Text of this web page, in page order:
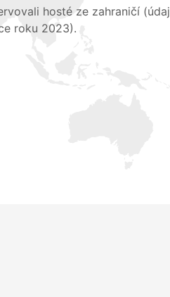
hosté ze zahraničí (údaj
roku 2023).